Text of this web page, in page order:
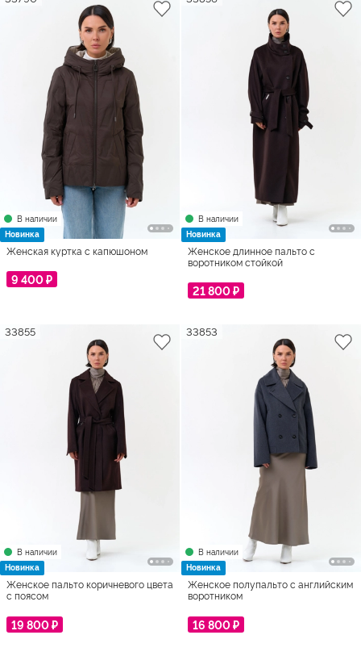
В наличии
Новинка
Женская куртка с капюшоном
9 400 ₽
В наличии
Новинка
Женское длинное пальто с
воротником стойкой
21 800 ₽
В наличии
Новинка
33855
Женское пальто коричневого цвета
с поясом
19 800 ₽
В наличии
Новинка
33853
Женское полупальто с английским
воротником
16 800 ₽